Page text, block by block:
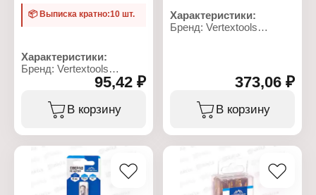
📦 Выписка кратно:10 шт.
Характеристики:
Бренд: Vertextools
Артикул: 666-07,5
Тип товара: Сверло
Назначение: по металлу
Диаметр: 7,5 мм
Общая длина: 110 мм
Рабочая длина: 80 мм
Форма хвостовика:
цилиндрический
95,42 ₽
В корзину
Характеристики:
Бренд: Vertextools
Клипса для крепления на
Длина: 10 м
Ширина: 25 мм
обрезиненный
ударопрочный пластик
Цвет ленты: белый
373,06 ₽
В корзину